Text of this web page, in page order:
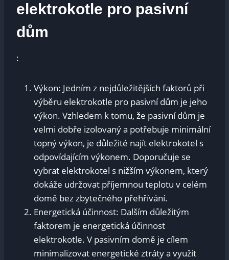
elektrokotle pro pasivní
dům
:
Výkon: Jedním z nejdůležitějších faktorů při
výběru elektrokotle pro pasivní dům je jeho
výkon. Vzhledem k tomu, že pasivní dům je
velmi dobře izolovaný a potřebuje minimální
topný výkon, je důležité najít elektrokotel s
odpovídajícím výkonem. Doporučuje se
vybrat elektrokotel s nižším výkonem, který
dokáže udržovat příjemnou teplotu v celém
domě bez zbytečného přehřívání.
Energetická účinnost: Dalším důležitým
faktorem je energetická účinnost
elektrokotle. V pasivním domě je cílem
minimalizovat energetické ztráty a využít